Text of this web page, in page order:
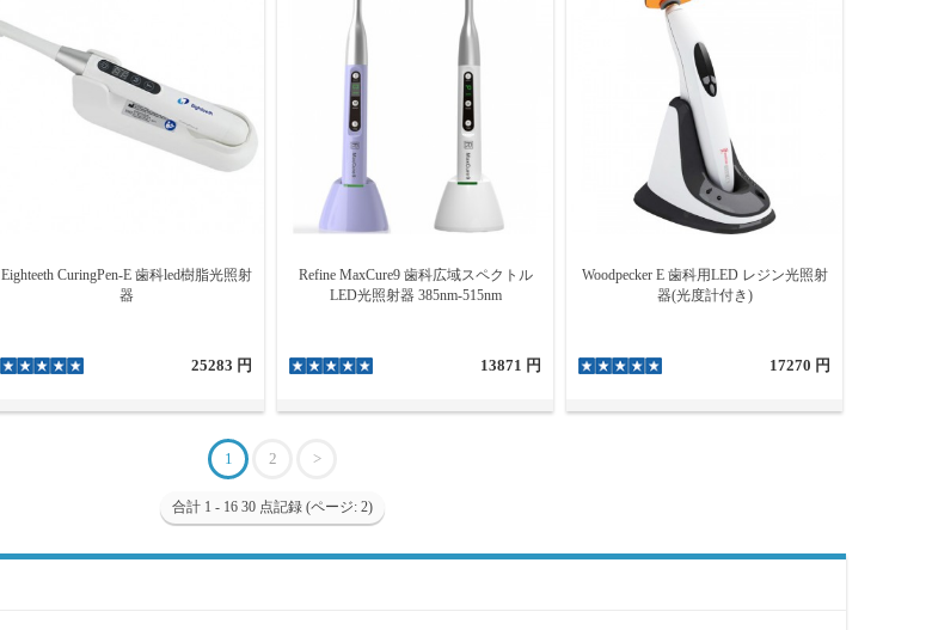
Eighteeth CuringPen-E 歯科led樹脂光照射
器
25283 円
Refine MaxCure9 歯科広域スペクトル
LED光照射器 385nm-515nm
13871 円
Woodpecker E 歯科用LED レジン光照射
器(光度計付き)
17270 円
1 2 >
合計 1 - 16 30 点記録 (ページ: 2)